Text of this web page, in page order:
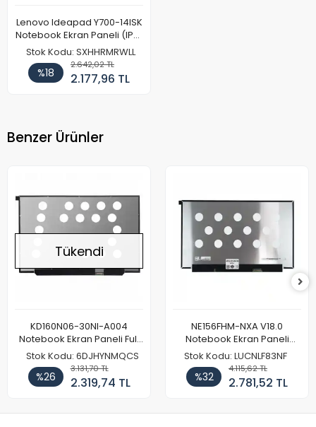
Lenovo Ideapad Y700-14ISK
Notebook Ekran Paneli (IPS)
(FHD)
Stok Kodu: SXHHRMRWLL
%18
2.642,02 TL
2.177,96 TL
Benzer Ürünler
Tükendi
KD160N06-30NI-A004
Notebook Ekran Paneli Full
HD
Stok Kodu: 6DJHYNMQCS
%26
3.131,70 TL
2.319,74 TL
NE156FHM-NXA V18.0
Notebook Ekran Paneli
144Hz
Stok Kodu: LUCNLF83NF
%32
4.115,62 TL
2.781,52 TL